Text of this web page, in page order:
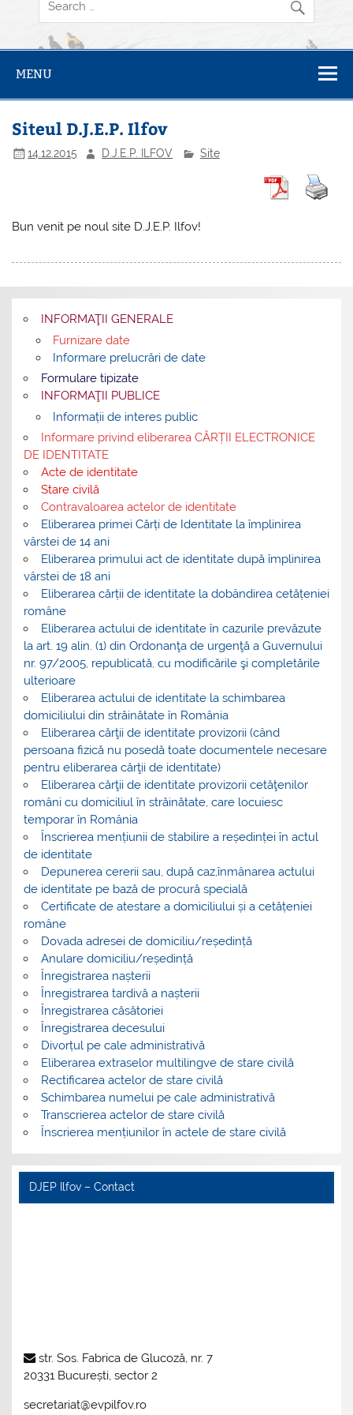
MENU
Siteul D.J.E.P. Ilfov
14.12.2015 D.J.E.P. ILFOV Site
Bun venit pe noul site D.J.E.P. Ilfov!
INFORMAŢII GENERALE
Furnizare date
Informare prelucrări de date
Formulare tipizate
INFORMAŢII PUBLICE
Informații de interes public
Informare privind eliberarea CĂRȚII ELECTRONICE
DE IDENTITATE
Acte de identitate
Stare civilă
Contravaloarea actelor de identitate
Eliberarea primei Cărți de Identitate la împlinirea
vârstei de 14 ani
Eliberarea primului act de identitate după împlinirea
vârstei de 18 ani
Eliberarea cărții de identitate la dobândirea cetățeniei
române
Eliberarea actului de identitate în cazurile prevăzute
la art. 19 alin. (1) din Ordonanţa de urgenţă a Guvernului
nr. 97/2005, republicată, cu modificările şi completările
ulterioare
Eliberarea actului de identitate la schimbarea
domiciliului din străinătate în România
Eliberarea cărţii de identitate provizorii (când
persoana fizică nu posedă toate documentele necesare
pentru eliberarea cărţii de identitate)
Eliberarea cărţii de identitate provizorii cetăţenilor
români cu domiciliul în străinătate, care locuiesc
temporar în România
Înscrierea mențiunii de stabilire a reședinței în actul
de identitate
Depunerea cererii sau, după caz,înmânarea actului
de identitate pe bază de procură specială
Certificate de atestare a domiciliului și a cetățeniei
române
Dovada adresei de domiciliu/reședință
Anulare domiciliu/reședință
Înregistrarea nașterii
Înregistrarea tardivă a nașterii
Înregistrarea căsătoriei
Înregistrarea decesului
Divorțul pe cale administrativă
Eliberarea extraselor multilingve de stare civilă
Rectificarea actelor de stare civilă
Schimbarea numelui pe cale administrativă
Transcrierea actelor de stare civilă
Înscrierea mențiunilor în actele de stare civilă
DJEP Ilfov – Contact
str. Sos. Fabrica de Glucoză, nr. 7
20331 București, sector 2
secretariat@evpilfov.ro